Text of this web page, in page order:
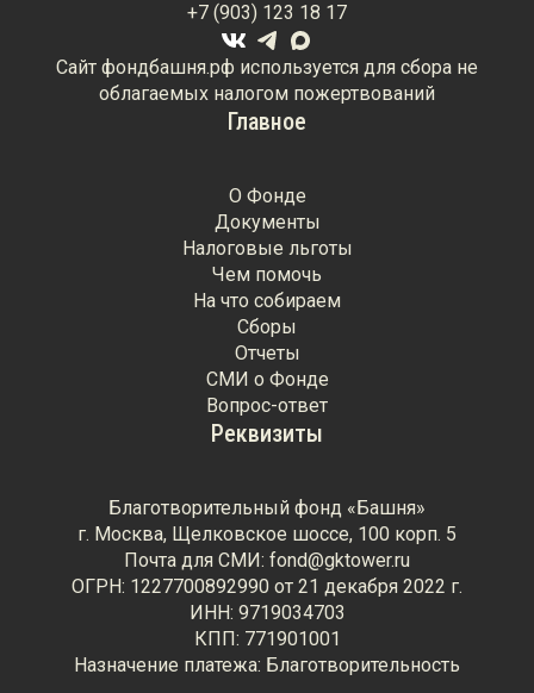
Главное
О Фонде
Документы
Налоговые льготы
Чем помочь
На что собираем
Сборы
Отчеты
СМИ о Фонде
Вопрос-ответ
+7 (903) 123 18 17
Сайт фондбашня.рф используется для сбора не
облагаемых налогом пожертвований
Реквизиты
Благотворительный фонд «Башня»
г. Москва, Щелковское шоссе, 100 корп. 5
Почта для СМИ: fond@gktower.ru
ОГРН: 1227700892990 от 21 декабря 2022 г.
ИНН: 9719034703
КПП: 771901001
Назначение платежа: Благотворительность